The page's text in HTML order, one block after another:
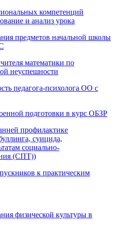
компетенций
и анализ урока
предметов начальной школы
математики по
неуспешности
педагога-психолога ОО с
подготовки в курс ОБЗР
профилактике
суицида,
социально-
(СПТ))
к практическим
физической культуры в